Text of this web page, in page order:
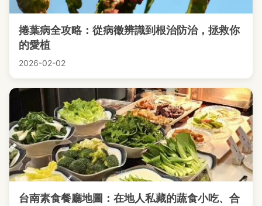
捲葉病全攻略：從病徵辨識到根治防治，拯救你
的愛植
2026-02-02
台南素食餐廳地圖：在地人私藏的蔬食小吃、合